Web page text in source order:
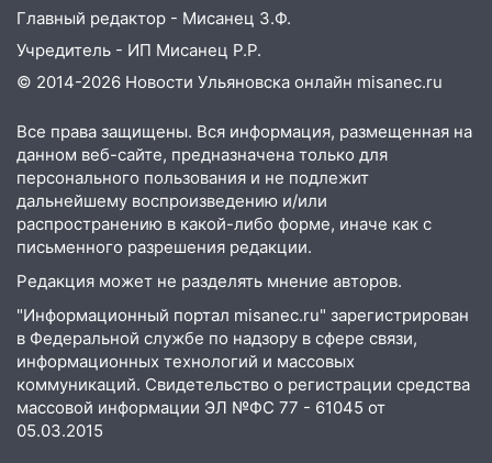
Главный редактор - Мисанец З.Ф.
Учредитель - ИП Мисанец Р.Р.
© 2014-2026 Новости Ульяновска онлайн misanec.ru
Все права защищены. Вся информация, размещенная на
данном веб-сайте, предназначена только для
персонального пользования и не подлежит
дальнейшему воспроизведению и/или
распространению в какой-либо форме, иначе как с
письменного разрешения редакции.
Редакция может не разделять мнение авторов.
"Информационный портал misanec.ru" зарегистрирован
в Федеральной службе по надзору в сфере связи,
информационных технологий и массовых
коммуникаций. Свидетельство о регистрации средства
массовой информации ЭЛ №ФС 77 - 61045 от
05.03.2015